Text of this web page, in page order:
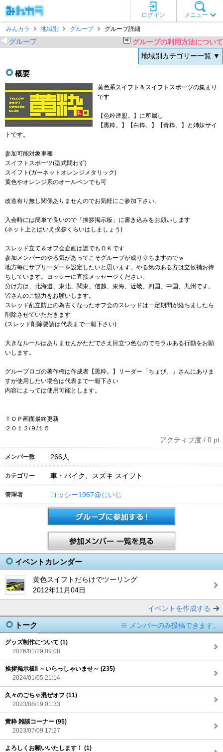
メニュー
ログイン
みんカラ
地域別 グループ グループ詳細
グループ
グループの利用方法について
地域別カテゴリー一覧 ▼
概要
黄色系スイフト＆スイフトスポーツの集まり
です
【色粋連盟。】に所属し
【黒粋。】【白粋。】【青粋。】と姉妹サイ
トです。
参加可能対象車種
スイフトスポーツ(型式問わず)
スイフト(ガーネットオレンジメタリック)
黄色やオレンジ系のオールペンでも可
改造有り無し関係ありませんのでお気軽にご参加下さい。
入会時には簡単で良いので「挨拶掲示板」に書き込みをお願いします
(ネット上とはいえ挨拶くらいはしましょう)
スレッド立て＆オフ会企画は誰でもＯＫです
参加メンバーのやる気があってこそグループが成り立ちますのでｗ
地方毎にサブリーダーを設定したいと思います。やる気のある方は立候補お待
ちしています。ヨッシーに直接メッセージください。
分け方は、北海道、東北、関東、信越、東海、近畿、四国、中国、九州です。
皆さんのご協力をお願いします。
スレッド乱立防止の為古くなったオフ会のスレッドは一定期間が経ちましたら
削除させていただきます
(スレッド削除要請は代表まで一報下さい)
大きなルールはありませんがただでさえ目立つ色なのでモラルある行動をお願
いします。
グループロゴの著作権は作成者【黒粋。】リーダー「ちょび。」さんにありま
すが使用したい場合は代表まで一報下さい
内容によっては使用可能とします。
ＴＯＰ画面最終更新
２０１２/９/１５
アクティブ度 / 0 pt.
メンバー数 266人
カテゴリー 車・バイク、スズキ スイフト
管理者 ヨッシー1967@じいじ
イベントカレンダー
黄色スイフトだらけでツーリング
2012年11月04日
イベントを作成する
※ メンバーのみ投稿できます。
トーク
グッズ制作について (1)
2026/01/29 09:08
挨拶掲示板Ⅱ ～いらっしゃいませ～ (235)
2024/01/05 21:14
久々のごちゃ混ぜオフ (11)
2023/08/19 01:33
黄粋 雑談コーナー (95)
2023/07/09 17:27
よろしくお願いいたします！ (1)